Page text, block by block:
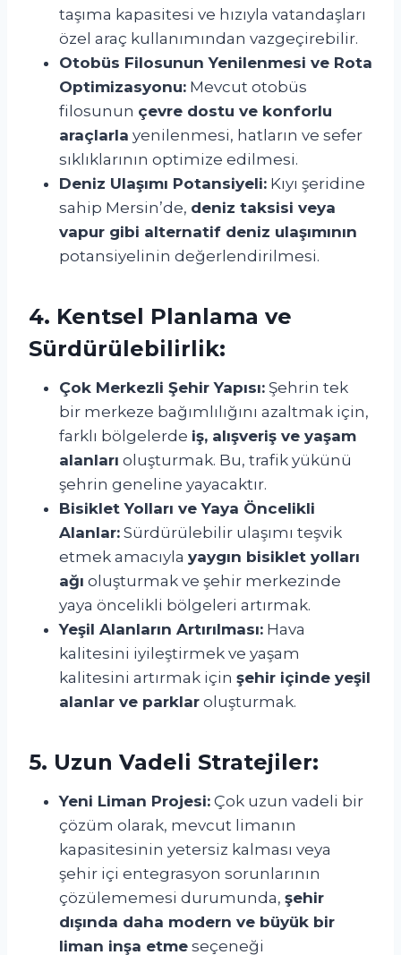
taşıma kapasitesi ve hızıyla vatandaşları
özel araç kullanımından vazgeçirebilir.
Otobüs Filosunun Yenilenmesi ve Rota
Optimizasyonu: Mevcut otobüs
filosunun çevre dostu ve konforlu
araçlarla yenilenmesi, hatların ve sefer
sıklıklarının optimize edilmesi.
Deniz Ulaşımı Potansiyeli: Kıyı şeridine
sahip Mersin’de, deniz taksisi veya
vapur gibi alternatif deniz ulaşımının
potansiyelinin değerlendirilmesi.
4. Kentsel Planlama ve
Sürdürülebilirlik:
Çok Merkezli Şehir Yapısı: Şehrin tek
bir merkeze bağımlılığını azaltmak için,
farklı bölgelerde iş, alışveriş ve yaşam
alanları oluşturmak. Bu, trafik yükünü
şehrin geneline yayacaktır.
Bisiklet Yolları ve Yaya Öncelikli
Alanlar: Sürdürülebilir ulaşımı teşvik
etmek amacıyla yaygın bisiklet yolları
ağı oluşturmak ve şehir merkezinde
yaya öncelikli bölgeleri artırmak.
Yeşil Alanların Artırılması: Hava
kalitesini iyileştirmek ve yaşam
kalitesini artırmak için şehir içinde yeşil
alanlar ve parklar oluşturmak.
5. Uzun Vadeli Stratejiler:
Yeni Liman Projesi: Çok uzun vadeli bir
çözüm olarak, mevcut limanın
kapasitesinin yetersiz kalması veya
şehir içi entegrasyon sorunlarının
çözülememesi durumunda, şehir
dışında daha modern ve büyük bir
liman inşa etme seçeneği